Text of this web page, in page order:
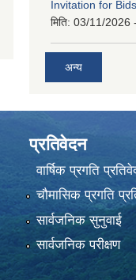
Invitation for Bids
मिति: 03/11/2026
अन्य
प्रतिवेदन
वार्षिक प्रगति
चौमासिक प्रगति
सार्वजनिक सुनुवाई
सार्वजनिक परीक्षण